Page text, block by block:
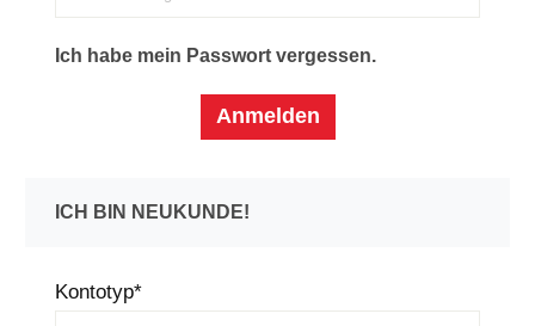
Ich habe mein Passwort vergessen.
Anmelden
ICH BIN NEUKUNDE!
Persönliche Informationen
Kontotyp*